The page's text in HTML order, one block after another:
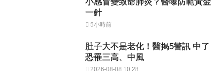
一針
5小時前
肚子大不是老化！醫揭5警訊 中了
恐罹三高、中風
2026-08-08 10:28